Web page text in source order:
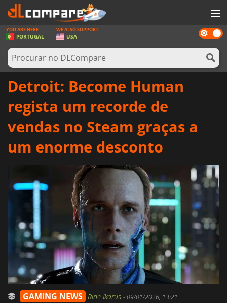
JOGOS
GAME CARDS
SOFTWARE
HARDWARE
Dark
mode
YOU ARE HERE
PORTUGAL
WE ALSO SUPPORT
USA
Detroit: Become Human
regista um recorde de
vendas no Steam graças a
um enorme desconto
GAMING NEWS Rine Ikarus -09/01/2026, 13:21